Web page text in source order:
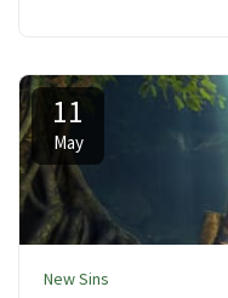
11
May
New Sins